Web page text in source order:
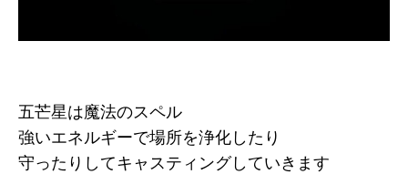
五芒星は魔法のスペル
強いエネルギーで場所を浄化したり
守ったりしてキャスティングしていきます